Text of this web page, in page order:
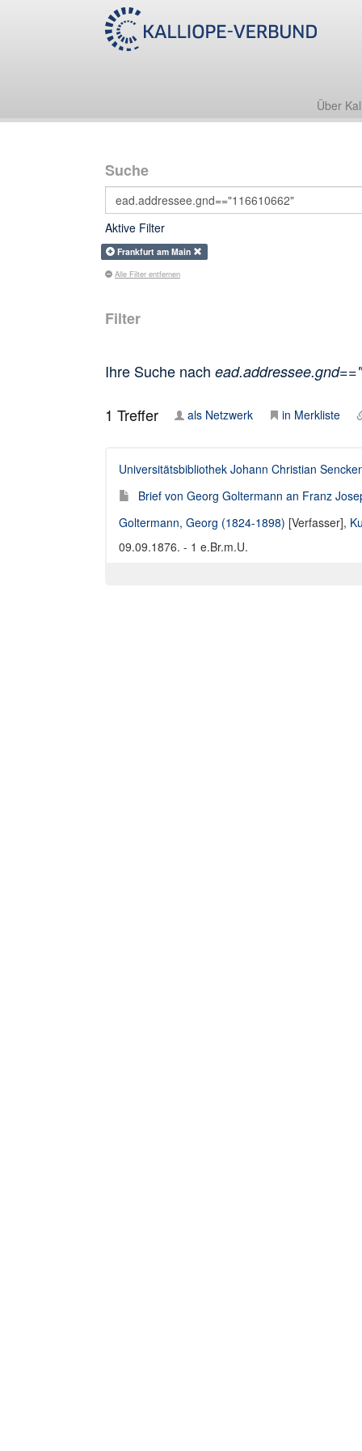
Über
Suche
Aktive Filter
Frankfurt am Main
Alle Filter entfernen
Filter
Ihre Suche nach
1 Treffer als Netzwerk in Merkliste
Universitätsbibliothek Johann Christian
Brief von Georg Goltermann an Franz
Goltermann, Georg (1824-1898) [Verfasser],
09.09.1876. - 1 e.Br.m.U.